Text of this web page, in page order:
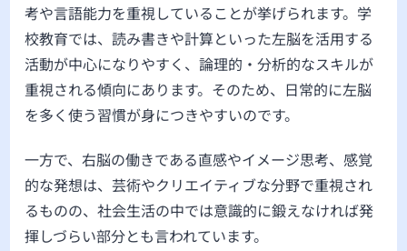
考や言語能力を重視していることが挙げられます。学
校教育では、読み書きや計算といった左脳を活用する
活動が中心になりやすく、論理的・分析的なスキルが
重視される傾向にあります。そのため、日常的に左脳
を多く使う習慣が身につきやすいのです。
一方で、右脳の働きである直感やイメージ思考、感覚
的な発想は、芸術やクリエイティブな分野で重視され
るものの、社会生活の中では意識的に鍛えなければ発
揮しづらい部分とも言われています。